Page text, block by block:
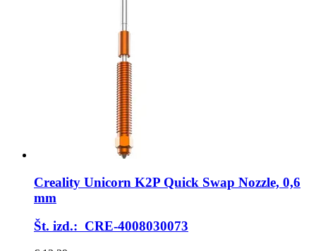
Creality Unicorn K2P Quick Swap Nozzle, 0,6
mm
Št. izd.: CRE-4008030073